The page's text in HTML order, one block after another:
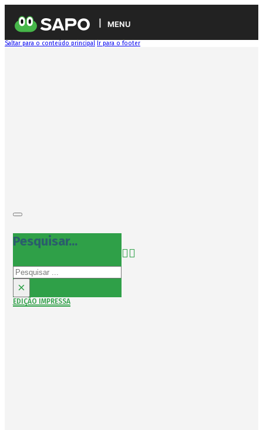
MENU
Saltar para o conteúdo principal Ir para o footer
Pesquisar...
Pesquisar
×
EDIÇÃO IMPRESSA